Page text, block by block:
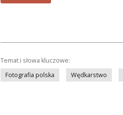
Temat i słowa kluczowe:
Fotografia polska
Wędkarstwo